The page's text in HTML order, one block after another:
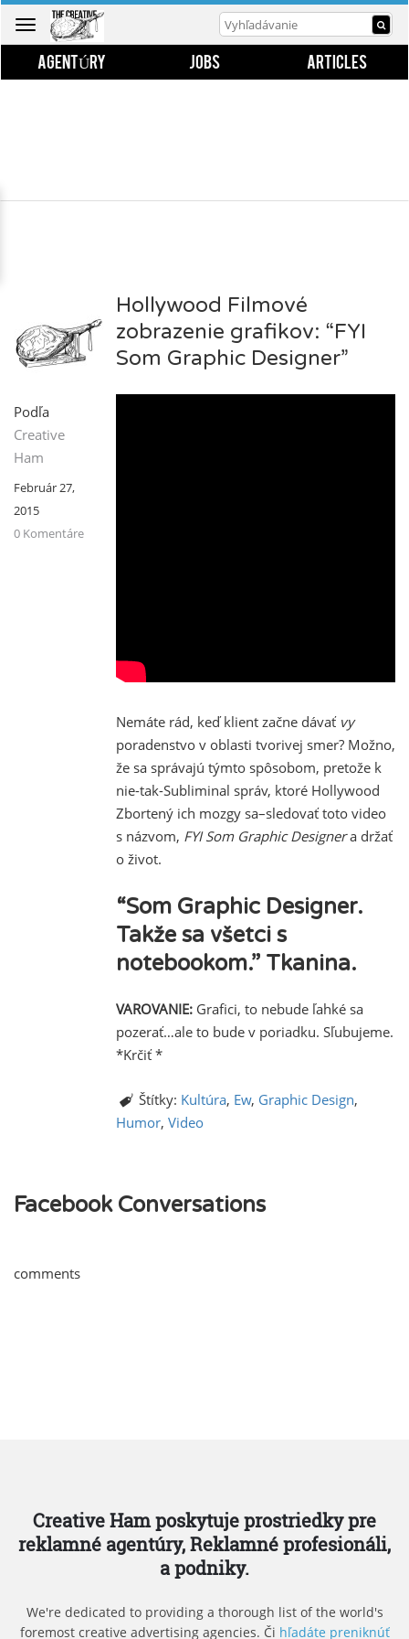
Toggle
navigation
AGENTÚRY JOBS ARTICLES
Podľa
Creative
Ham
Február 27,
2015
0 Komentáre
Hollywood Filmové
zobrazenie grafikov: “FYI
Som Graphic Designer”
Nemáte rád, keď klient začne dávať vy
poradenstvo v oblasti tvorivej smer? Možno,
že sa správajú týmto spôsobom, pretože k
nie-tak-Subliminal správ, ktoré Hollywood
Zbortený ich mozgy sa–sledovať toto video
s názvom, FYI Som Graphic Designera držať
o život.
“Som Graphic Designer.
Takže sa všetci s
notebookom.” Tkanina.
VAROVANIE: Grafici, to nebude ľahké sa
pozerať…ale to bude v poriadku. Sľubujeme.
*Krčiť *
Štítky: Kultúra, Ew, Graphic Design,
Humor, Video
Facebook Conversations
comments
Creative Ham poskytuje prostriedky pre
reklamné agentúry, Reklamné profesionáli,
a podniky.
We're dedicated to providing a thorough list of the world's
foremost creative advertising agencies. Či hľadáte preniknúť